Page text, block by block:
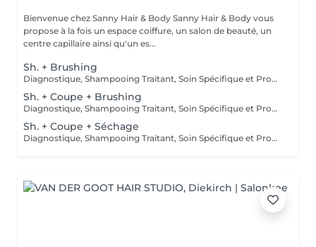
Bienvenue chez Sanny Hair & Body Sanny Hair & Body vous
propose à la fois un espace coiffure, un salon de beauté, un
centre capillaire ainsi qu'un es...
Sh. + Brushing
Diagnostique, Shampooing Traitant, Soin Spécifique et Produits Coiffants inclus
Sh. + Coupe + Brushing
Diagnostique, Shampooing Traitant, Soin Spécifique et Produits Coiffants inclus
Sh. + Coupe + Séchage
Diagnostique, Shampooing Traitant, Soin Spécifique et Produits Coiffants inclus